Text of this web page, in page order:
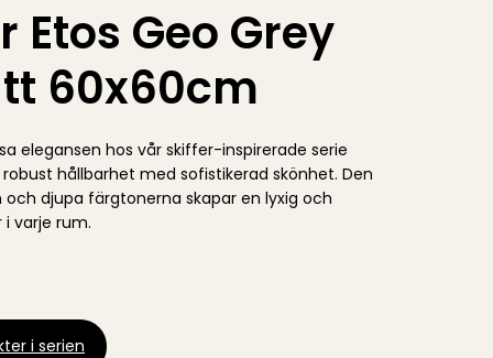
Etos Geo Grey
60x60cm
elegansen hos vår skiffer-inspirerade serie
hållbarhet med sofistikerad skönhet. Den
djupa färgtonerna skapar en lyxig och
varje rum.
i serien